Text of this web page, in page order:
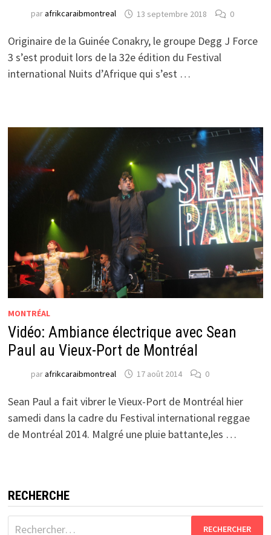
parafrikcaraibmontreal 13 septembre 2018 0
Originaire de la Guinée Conakry, le groupe Degg J Force
3 s’est produit lors de la 32e édition du Festival
international Nuits d’Afrique qui s’est …
MONTRÉAL
Vidéo: Ambiance électrique avec Sean
Paul au Vieux-Port de Montréal
parafrikcaraibmontreal 17 août 2014 0
Sean Paul a fait vibrer le Vieux-Port de Montréal hier
samedi dans la cadre du Festival international reggae
de Montréal 2014. Malgré une pluie battante,les …
RECHERCHE
Rechercher :